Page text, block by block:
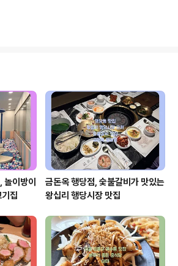
소년과 버스 : 동대문 어린이
를 지나 우회전 -> 동대문
위브 301동 상가 1층 자동차
안위브 아파트 내부로 진입
이방이
집
금돈옥 행당점, 숯불갈비가 맛있는
왕십리 행당시장 맛집